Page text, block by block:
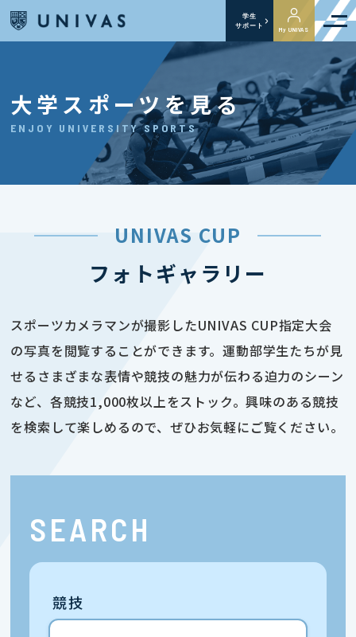
学生
サポート
My UNIVAS
大学スポーツを見る
ENJOY UNIVERSITY SPORTS
UNIVAS CUP
フォトギャラリー
スポーツカメラマンが撮影したUNIVAS CUP指定大会
の写真を閲覧することができます。運動部学生たちが見
せるさまざまな表情や競技の魅力が伝わる迫力のシーン
など、各競技1,000枚以上をストック。興味のある競技
を検索して楽しめるので、ぜひお気軽にご覧ください。
SEARCH
競技